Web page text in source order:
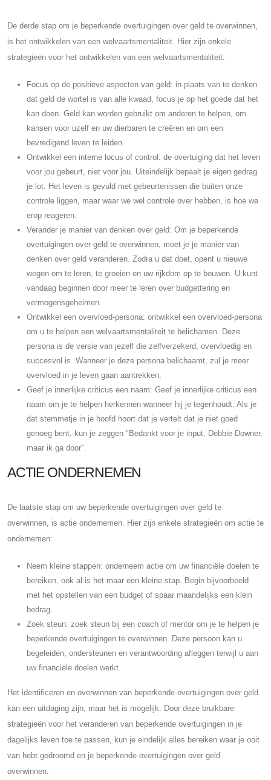
De derde stap om je beperkende overtuigingen over geld te overwinnen,
is het ontwikkelen van een welvaartsmentaliteit. Hier zijn enkele
strategieën voor het ontwikkelen van een welvaartsmentaliteit:
Focus op de positieve aspecten van geld: in plaats van te denken
dat geld de wortel is van alle kwaad, focus je op het goede dat het
kan doen. Geld kan worden gebruikt om anderen te helpen, om
kansen voor uzelf en uw dierbaren te creëren en om een ​​
bevredigend leven te leiden.
Ontwikkel een interne locus of control: de overtuiging dat het leven
voor jou gebeurt, niet voor jou. Uiteindelijk bepaalt je eigen gedrag
je lot. Het leven is gevuld met gebeurtenissen die buiten onze
controle liggen, maar waar we wel controle over hebben, is hoe we
erop reageren.
Verander je manier van denken over geld: Om je beperkende
overtuigingen over geld te overwinnen, moet je je manier van
denken over geld veranderen. Zodra u dat doet, opent u nieuwe
wegen om te leren, te groeien en uw rijkdom op te bouwen. U kunt
vandaag beginnen door meer te leren over budgettering en
vermogensgeheimen.
Ontwikkel een overvloed-persona: ontwikkel een overvloed-persona
om u te helpen een welvaartsmentaliteit te belichamen. Deze
persona is de versie van jezelf die zelfverzekerd, overvloedig en
succesvol is. Wanneer je deze persona belichaamt, zul je meer
overvloed in je leven gaan aantrekken.
Geef je innerlijke criticus een naam: Geef je innerlijke criticus een
naam om je te helpen herkennen wanneer hij je tegenhoudt. Als je
dat stemmetje in je hoofd hoort dat je vertelt dat je niet goed
genoeg bent, kun je zeggen "Bedankt voor je input, Debbie Downer,
maar ik ga door".
ACTIE ONDERNEMEN
De laatste stap om uw beperkende overtuigingen over geld te
overwinnen, is actie ondernemen. Hier zijn enkele strategieën om actie te
ondernemen:
Neem kleine stappen: onderneem actie om uw financiële doelen te
bereiken, ook al is het maar een kleine stap. Begin bijvoorbeeld
met het opstellen van een budget of spaar maandelijks een klein
bedrag.
Zoek steun: zoek steun bij een coach of mentor om je te helpen je
beperkende overtuigingen te overwinnen. Deze persoon kan u
begeleiden, ondersteunen en verantwoording afleggen terwijl u aan
uw financiële doelen werkt.
Het identificeren en overwinnen van beperkende overtuigingen over geld
kan een uitdaging zijn, maar het is mogelijk. Door deze bruikbare
strategieën voor het veranderen van beperkende overtuigingen in je
dagelijks leven toe te passen, kun je eindelijk alles bereiken waar je ooit
van hebt gedroomd en je beperkende overtuigingen over geld
overwinnen.